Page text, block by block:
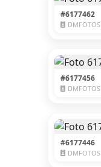
#6177462
DMFOTOS
#6177456
DMFOTOS
#6177446
DMFOTOS